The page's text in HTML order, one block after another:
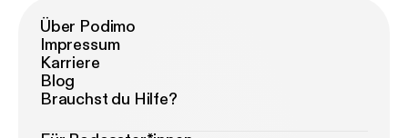
Über Podimo
Impressum
Karriere
Blog
Brauchst du Hilfe?